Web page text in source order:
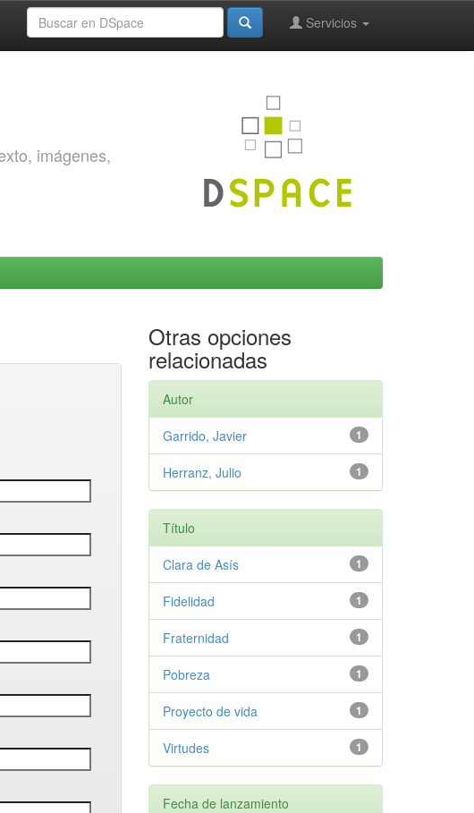
Servicios
imágenes,
Otras opciones
relacionadas
Autor
1
Garrido, Javier
1
Herranz, Julio
Título
1
Clara de Asís
1
Fidelidad
1
Fraternidad
1
Pobreza
1
Proyecto de vida
1
Virtudes
Fecha de lanzamiento